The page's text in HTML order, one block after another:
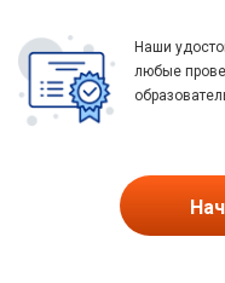
Наши
любые